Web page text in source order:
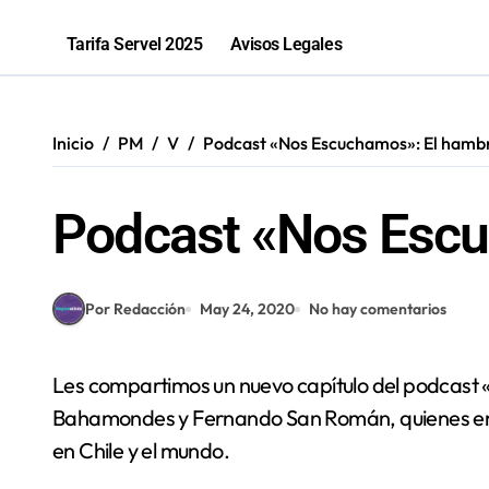
Tarifa Servel 2025 Avisos Legales
Inicio PM V Podcast «Nos Escuchamos»: El
Podcast «Nos
Por Redacción May 24, 2020 No hay comentarios
Les compartimos un nuevo capítulo del podcast «Nos Escuchamos», con la conducción de Eric
Bahamondes y Fernando San Román,
en Chile y el mundo.